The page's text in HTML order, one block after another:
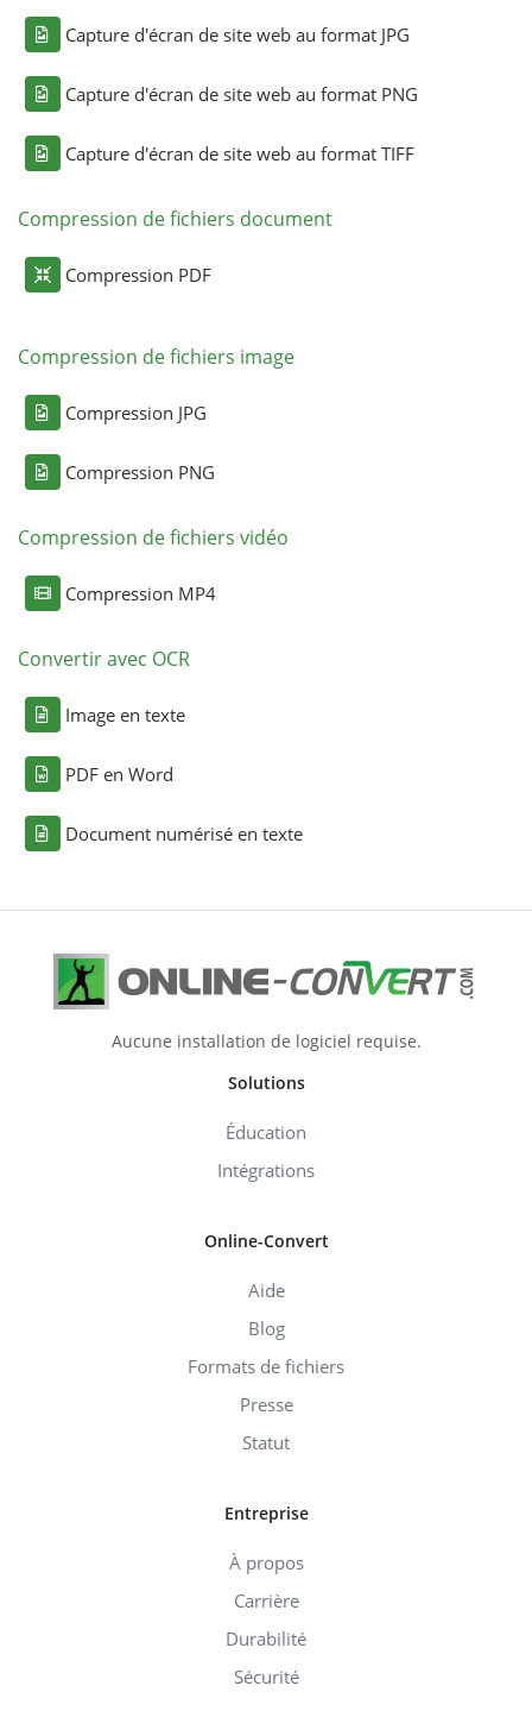
Capture d'écran de site web au format JPG
Capture d'écran de site web au format PNG
Capture d'écran de site web au format TIFF
Compression de fichiers document
Compression PDF
Compression de fichiers image
Compression JPG
Compression PNG
Compression de fichiers vidéo
Compression MP4
Convertir avec OCR
Image en texte
PDF en Word
Document numérisé en texte
Aucune installation de logiciel requise.
Solutions
Éducation
Intégrations
Online-Convert
Aide
Blog
Formats de fichiers
Presse
Statut
Entreprise
À propos
Carrière
Durabilité
Sécurité